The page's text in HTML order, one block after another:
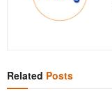
Related Posts